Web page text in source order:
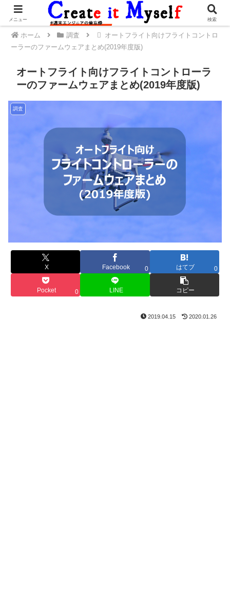
ホーム 調査
オートフライト向けフライトコントロ
ーラーのファームウェアまとめ(2019年度版)
オートフライト向けフライトコントローラ
ーのファームウェアまとめ(2019年度版)
調査
X Facebook 0 はてブ 0
Pocket 0 LINE コピー
2019.04.15 2020.01.26
メニュー 検索